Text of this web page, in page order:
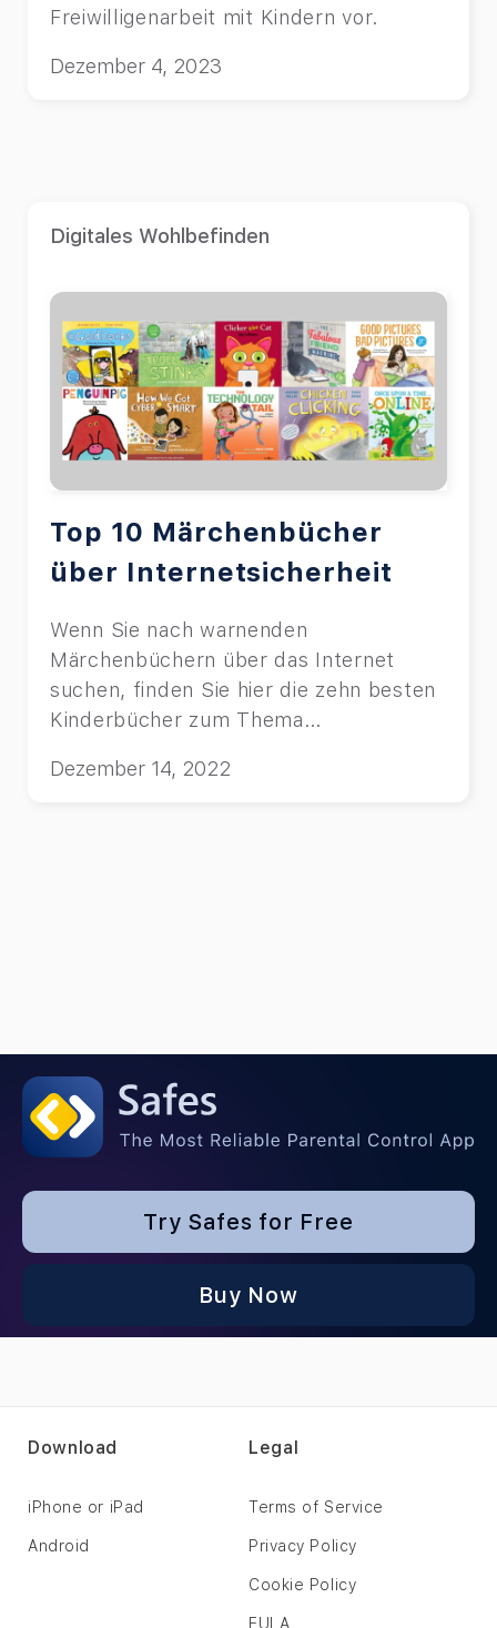
Freiwilligenarbeit mit Kindern vor.
Dezember 4, 2023
Digitales Wohlbefinden
Top 10 Märchenbücher
über Internetsicherheit
Wenn Sie nach warnenden
Märchenbüchern über das Internet
suchen, finden Sie hier die zehn besten
Kinderbücher zum Thema
vorlesen können.
Dezember 14, 2022
Try Safes for Free
Buy Now
Legal
Terms of Service
Privacy Policy
Cookie Policy
EULA
Download
iPhone or iPad
Android